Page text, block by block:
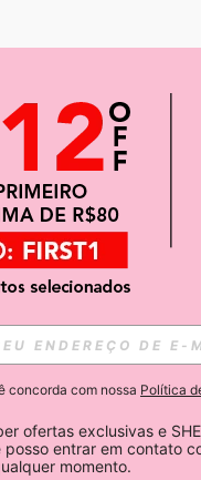
APP
SOBRE SHEIN.
concorda com nossa Política
ofertas exclusivas e
posso entrar em contato
momento.